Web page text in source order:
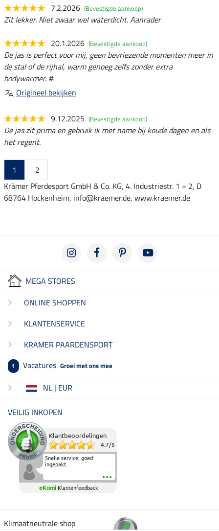
7.2.2026 (Bevestigde aankoop)
Zit lekker. Niet zwaar wel waterdicht. Aanrader
20.1.2026 (Bevestigde aankoop)
De jas is perfect voor mij, geen bevriezende momenten meer in
de stal of de rijhal, warm genoeg zelfs zonder extra
bodywarmer. #
Origineel bekijken
9.12.2025 (Bevestigde aankoop)
De jas zit prima en gebruik ik met name bij koude dagen en als
het regent.
1
2
Krämer Pferdesport GmbH & Co. KG, 4. Industriestr. 1 + 2, D
68764 Hockenheim, info@kraemer.de, www.kraemer.de
MEGA STORES
ONLINE SHOPPEN
KLANTENSERVICE
KRAMER PAARDENSPORT
1 Vacatures Groei met ons mee
NL | EUR
VEILIG INKOPEN
Klantbeoordelingen
4.7/5
Snelle service, goed
ingepakt.
eKomi Klantenfeedback
Klimaatneutrale shop